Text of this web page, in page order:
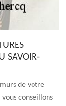
SAVOIR-
de votre
conseillons